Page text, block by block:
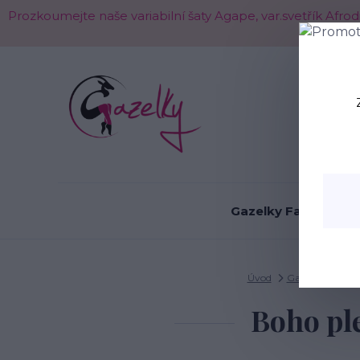
Prozkoumejte naše variabilní šaty Agape, var.svetřík
Gazelky Fashion
Úvod Gazelky - boty
Boho